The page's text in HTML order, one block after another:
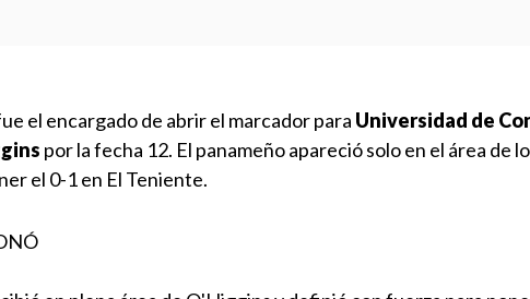
el encargado de abrir el marcador para Universidad de
por la fecha 12. El panameño apareció solo en el área de
el 0-1 en El Teniente.